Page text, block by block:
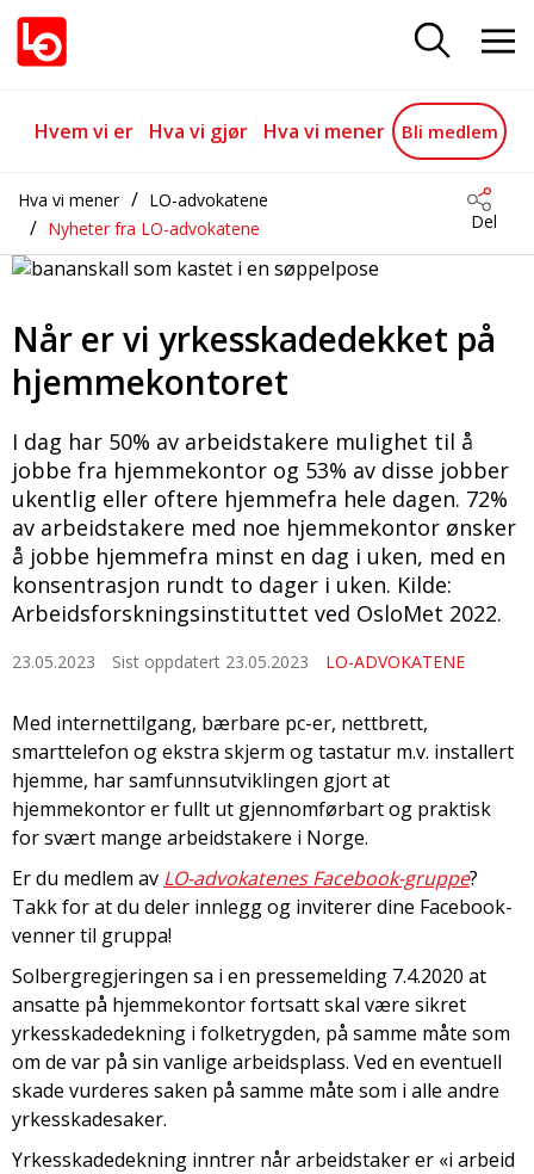
Når er vi yrkesskadedekket på
Gå til hovedinnhold
Gå til navigasjon
Hvem vi er Hva vi gjør Hva vi mener Bli medlem
Hva vi mener
LO-advokatene
Nyheter fra LO-advokatene
Del
Når er vi yrkesskadedekket på
hjemmekontoret
I dag har 50% av arbeidstakere mulighet til å
jobbe fra hjemmekontor og 53% av disse jobber
ukentlig eller oftere hjemmefra hele dagen. 72%
av arbeidstakere med noe hjemmekontor ønsker
å jobbe hjemmefra minst en dag i uken, med en
konsentrasjon rundt to dager i uken. Kilde:
Arbeidsforskningsinstituttet ved OsloMet 2022.
23.05.2023 Sist oppdatert 23.05.2023 LO-ADVOKATENE
Med internettilgang, bærbare pc-er, nettbrett,
smarttelefon og ekstra skjerm og tastatur m.v. installert
hjemme, har samfunnsutviklingen gjort at
hjemmekontor er fullt ut gjennomførbart og praktisk
for svært mange arbeidstakere i Norge.
Er du medlem av LO-advokatenes Facebook-gruppe?
Takk for at du deler innlegg og inviterer dine Facebook-
venner til gruppa!
Solbergregjeringen sa i en pressemelding 7.4.2020 at
ansatte på hjemmekontor fortsatt skal være sikret
yrkesskadedekning i folketrygden, på samme måte som
om de var på sin vanlige arbeidsplass. Ved en eventuell
skade vurderes saken på samme måte som i alle andre
yrkesskadesaker.
Yrkesskadedekning inntrer når arbeidstaker er «i arbeid